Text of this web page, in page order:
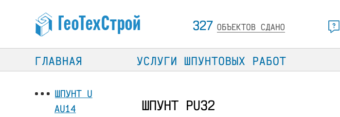
327 ОБЪЕКТОВ СДАНО
ГЛАВНАЯ УСЛУГИ ШПУНТОВЫХ РАБОТ
ШПУНТ U
AU14
ШПУНТ PU32